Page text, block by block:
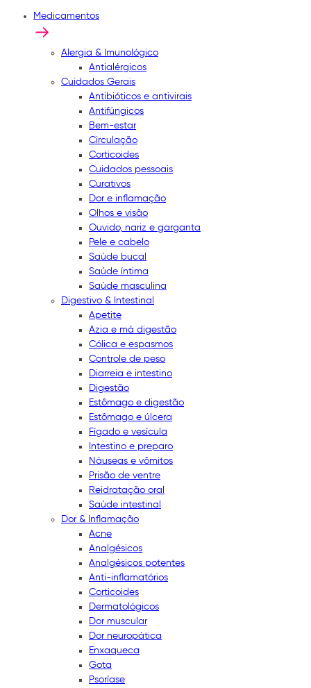
Medicamentos
Alergia & Imunológico
Antialérgicos
Cuidados Gerais
Antibióticos e antivirais
Antifúngicos
Bem-estar
Circulação
Corticoides
Cuidados pessoais
Curativos
Dor e inflamação
Olhos e visão
Ouvido, nariz e garganta
Pele e cabelo
Saúde bucal
Saúde íntima
Saúde masculina
Digestivo & Intestinal
Apetite
Azia e má digestão
Cólica e espasmos
Controle de peso
Diarreia e intestino
Digestão
Estômago e digestão
Estômago e úlcera
Fígado e vesícula
Intestino e preparo
Náuseas e vômitos
Prisão de ventre
Reidratação oral
Saúde intestinal
Dor & Inflamação
Acne
Analgésicos
Analgésicos potentes
Anti-inflamatórios
Corticoides
Dermatológicos
Dor muscular
Dor neuropática
Enxaqueca
Gota
Psoríase